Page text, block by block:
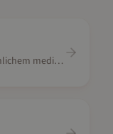
Kroatische Adriaküste mit ähnlichem mediterranem Klima und venetianischem Erbe